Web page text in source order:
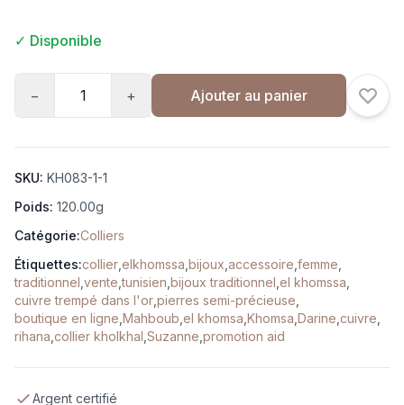
✓ Disponible
− + Ajouter au panier
SKU: KH083-1-1
Poids: 120.00g
Catégorie:Colliers
Étiquettes:collier elkhomssa bijoux accessoire femme
traditionnel vente ,tunisien bijoux traditionnel el khomssa
cuivre trempé dans l'or pierres semi-précieuse
boutique en ligne Mahboub el khomsa Khomsa Darine cuivre
rihana collier kholkhal Suzanne promotion aid
Argent certifié